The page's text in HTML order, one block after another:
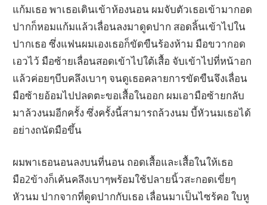
แก้มเธอ พาเธอเดินเข้าห้องนอน ผมจับตัวเธอเข้ามากอด
ปากก็หอมแก้มแล้วเลื่อนลงมาดูดปาก สอดลิ้นเข้าไปใน
ปากเธอ ซึ่งแฟนผมเองเธอก็ขัดขืนร้องห้าม มือขวากอด
เอวไว้ มือซ้ายเลื่อนสอดเข้าไปใต้เสื้อ จับเข้าไปที่หน้าอก
แล้วค่อยๆบีบคลึงเบาๆ จนดูเธอคลายการขัดขืนจึงเลื่อน
มือซ้ายอ้อมไปปลดตะขอเสื้อในออก ผมเอามือซ้ายกลับ
มาล้วงนมอีกครั้ง ซึ่งครั้งนี้สามารถล้วงนม บี้หัวนมเธอได้
อย่างถนัดมือขึ้น
ผมพาเธอนอนลงบนที่นอน ถอดเสื้อและเสื้อในให้เธอ
มือ2ข้างก็เค้นคลึงเบาๆพร้อมใช้ปลายนิ้วสะกอดเขี่ยๆ
หัวนม ปากจากที่ดูดปากกับเธอ เลื่อนมาเป็นไซร้คอ ใบหู